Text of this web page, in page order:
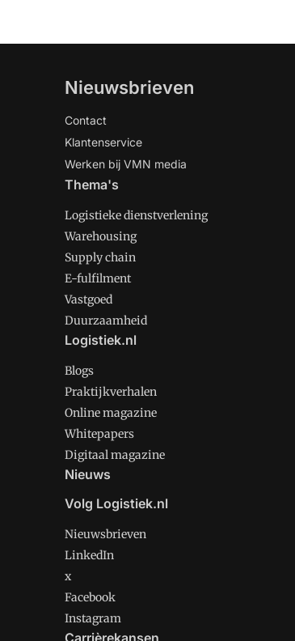
Nieuwsbrieven
Contact
Klantenservice
Werken bij VMN media
Thema's
Logistieke dienstverlening
Warehousing
Supply chain
E-fulfilment
Vastgoed
Duurzaamheid
Logistiek.nl
Blogs
Praktijkverhalen
Online magazine
Whitepapers
Digitaal magazine
Nieuws
Volg Logistiek.nl
Nieuwsbrieven
LinkedIn
x
Facebook
Instagram
Carrièrekansen